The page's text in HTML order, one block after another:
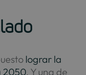
lograr la
2050. Y una de